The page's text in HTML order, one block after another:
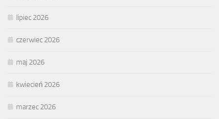
lipiec 2026
czerwiec 2026
maj 2026
kwiecień 2026
marzec 2026